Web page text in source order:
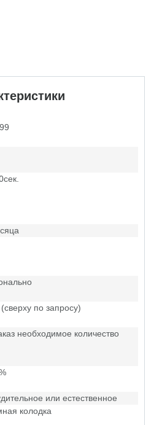
по запросу)
необходимое количество
или естественное
колодка